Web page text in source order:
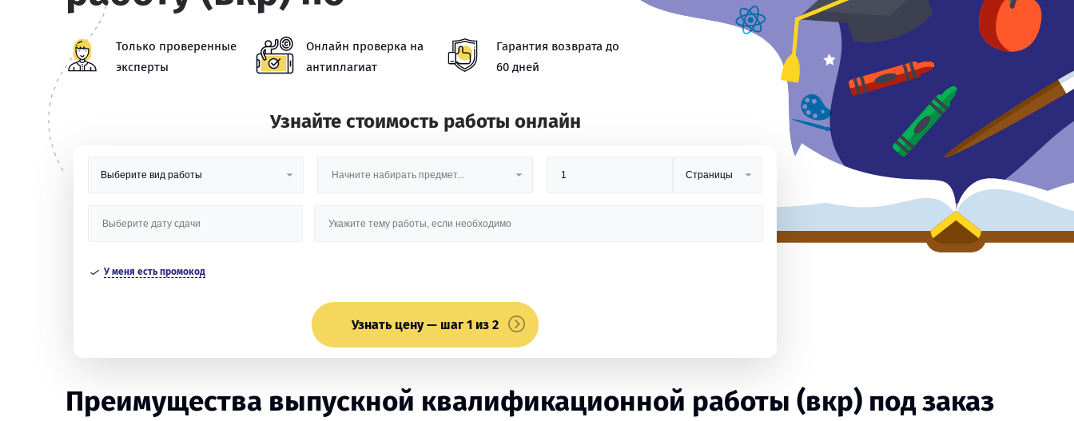
Только проверенные
эксперты
Онлайн проверка на
антиплагиат
Гарантия возврата до
60 дней
Узнайте стоимость работы онлайн
У меня есть промокод
Узнать цену — шаг 1 из 2
Преимущества выпускной квалификационной работы (вкр) под заказ